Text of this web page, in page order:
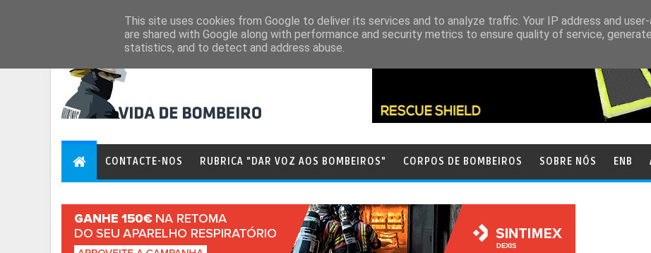
CONTACTE-NOS RUBRICA "DAR VOZ AOS BOMBEIROS" CORPOS DE BOMBEIROS SOBRE NÓS ENB
This site uses cookies from Google to deliver its services and to analyze traffic. Your IP address and
are shared with Google along with performance and security metrics to ensure quality of service,
statistics, and to detect and address abuse.